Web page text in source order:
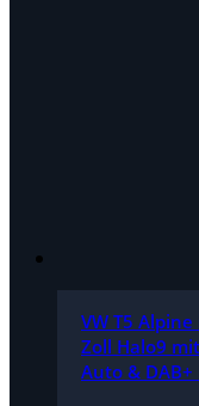
VW T5
Zoll Halo9
Auto &